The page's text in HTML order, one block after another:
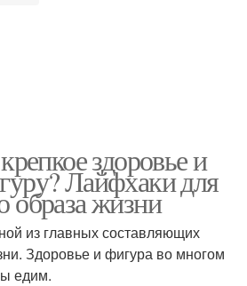
здоровье и
Лайфхаки для
образа жизни
из главных составляющих
Здоровье и фигура во многом
едим.